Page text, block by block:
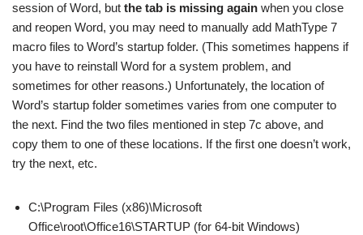
session of Word, but the tab is missing again when you close
and reopen Word, you may need to manually add MathType 7
macro files to Word’s startup folder. (This sometimes happens if
you have to reinstall Word for a system problem, and
sometimes for other reasons.) Unfortunately, the location of
Word’s startup folder sometimes varies from one computer to
the next. Find the two files mentioned in step 7c above, and
copy them to one of these locations. If the first one doesn’t work,
try the next, etc.
C:\Program Files (x86)\Microsoft
Office\root\Office16\STARTUP (for 64-bit Windows)